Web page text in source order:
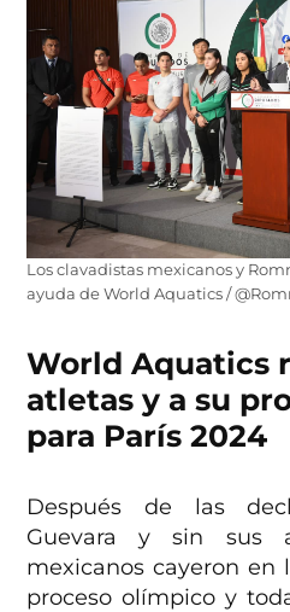
Los clavadistas mexicanos y
ayuda de World Aquatics /
World Aquatics
atletas y a su
para París 2024
Después de las
Guevara y sin sus
mexicanos cayeron en
proceso olímpico y